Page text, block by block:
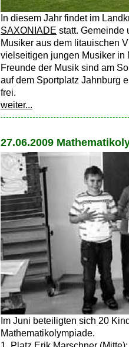
In diesem Jahr findet im
SAXONIADE statt. Gemeinde
Musiker aus dem litauischen
vielseitigen jungen Musiker in
Freunde der Musik sind am
auf dem Sportplatz Jahnburg
frei.
weiter...
27.06.2009
Im Juni beteiligten sich 20
Mathematikolympiade.